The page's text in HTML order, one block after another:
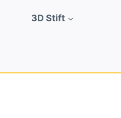
3D Stift